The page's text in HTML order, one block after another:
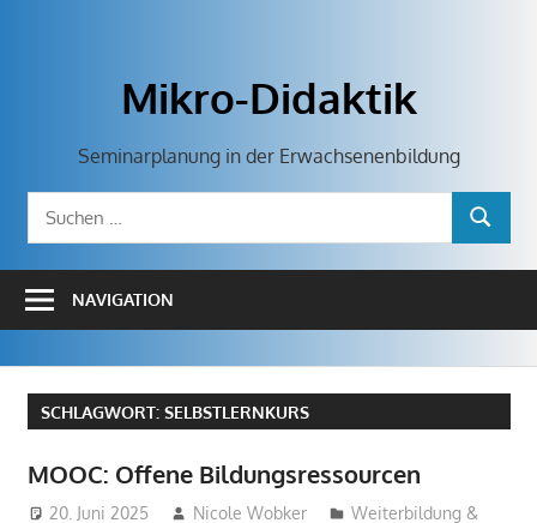
Mikro-Didaktik
Seminarplanung in der Erwachsenenbildung
SUCHEN
NAVIGATION
SCHLAGWORT: SELBSTLERNKURS
MOOC: Offene Bildungsressourcen
20. Juni 2025 Nicole Wobker
Weiterbildung &